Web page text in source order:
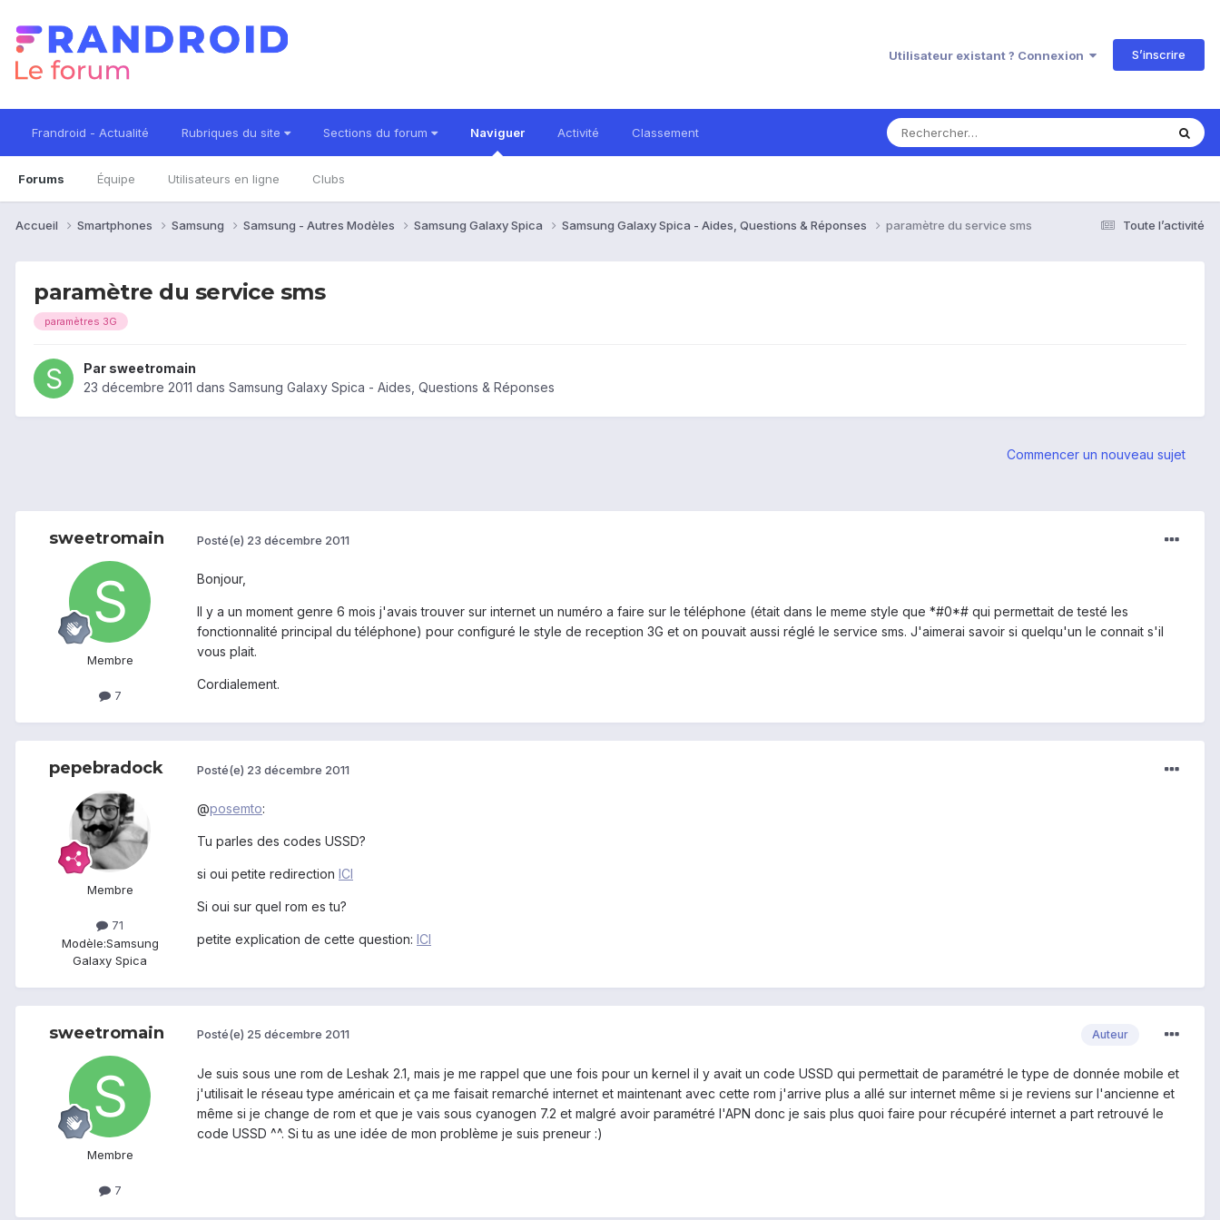
Utilisateur existant ? Connexion S’inscrire
Frandroid - Actualité Rubriques du site Sections du forum Naviguer
Forums Équipe Utilisateurs en ligne Clubs
Activité Classement
Toute l’activité
Accueil Smartphones Samsung Samsung - Autres Modèles Samsung Galaxy Spica Samsung Galaxy Spica - Aides, Questions & Réponses paramètre du service sms
paramètre du service sms
paramètres 3G
Par sweetromain
23 décembre 2011 dans Samsung Galaxy Spica - Aides, Questions & Réponses
Commencer un nouveau sujet
sweetromain
Membre
7
Posté(e) 23 décembre 2011
Bonjour,
Il y a un moment genre 6 mois j'avais trouver sur internet un numéro a faire sur le téléphone (était dans le meme style que *#0*# qui permettait de testé les
fonctionnalité principal du téléphone) pour configuré le style de reception 3G et on pouvait aussi réglé le service sms. J'aimerai savoir si quelqu'un le connait s'il
vous plait.
Cordialement.
pepebradock
Membre
71
Modèle:Samsung
Galaxy Spica
Posté(e) 23 décembre 2011
@posemto:
Tu parles des codes USSD?
si oui petite redirection ICI
Si oui sur quel rom es tu?
petite explication de cette question: ICI
sweetromain
Membre
7
Auteur
Posté(e) 25 décembre 2011
Je suis sous une rom de Leshak 2.1, mais je me rappel que une fois pour un kernel il y avait un code USSD qui permettait de paramétré le type de donnée mobile et
j'utilisait le réseau type américain et ça me faisait remarché internet et maintenant avec cette rom j'arrive plus a allé sur internet même si je reviens sur l'ancienne et
même si je change de rom et que je vais sous cyanogen 7.2 et malgré avoir paramétré l'APN donc je sais plus quoi faire pour récupéré internet a part retrouvé le
code USSD ^^. Si tu as une idée de mon problème je suis preneur :)